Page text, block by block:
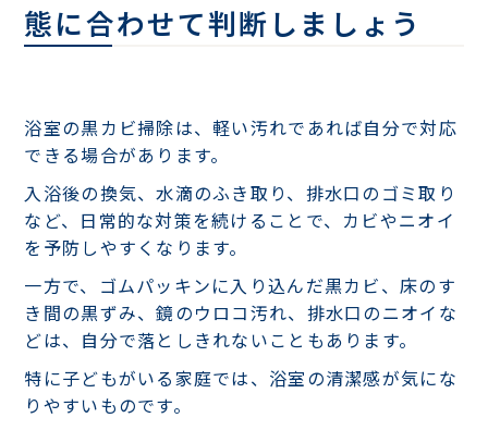
態に合わせて判断しましょう
浴室の黒カビ掃除は、軽い汚れであれば自分で対応
できる場合があります。
入浴後の換気、水滴のふき取り、排水口のゴミ取り
など、日常的な対策を続けることで、カビやニオイ
を予防しやすくなります。
一方で、ゴムパッキンに入り込んだ黒カビ、床のす
き間の黒ずみ、鏡のウロコ汚れ、排水口のニオイな
どは、自分で落としきれないこともあります。
特に子どもがいる家庭では、浴室の清潔感が気にな
りやすいものです。